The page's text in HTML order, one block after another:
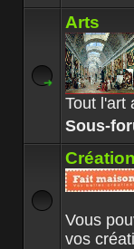
Arts
Tout l'art
Sous-
Vous
vos